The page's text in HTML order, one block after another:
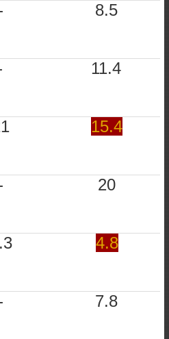
8.5
11.4
15.4
20
4.8
7.8